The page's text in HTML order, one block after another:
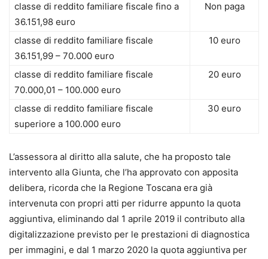
classe di reddito familiare fiscale fino a
36.151,98 euro
Non paga
classe di reddito familiare fiscale
36.151,99 – 70.000 euro
10 euro
classe di reddito familiare fiscale
70.000,01 – 100.000 euro
20 euro
classe di reddito familiare fiscale
superiore a 100.000 euro
30 euro
L’assessora al diritto alla salute, che ha proposto tale
intervento alla Giunta, che l’ha approvato con apposita
delibera, ricorda che la Regione Toscana era già
intervenuta con propri atti per ridurre appunto la quota
aggiuntiva, eliminando dal 1 aprile 2019 il contributo alla
digitalizzazione previsto per le prestazioni di diagnostica
per immagini, e dal 1 marzo 2020 la quota aggiuntiva per